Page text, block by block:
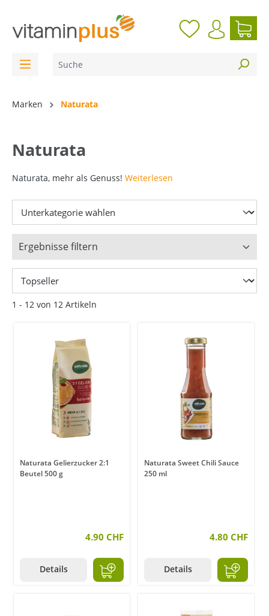
Marken Naturata
Naturata
Naturata, mehr als Genuss! Weiterlesen
Ergebnisse filtern
1 - 12 von 12 Artikeln
Naturata Gelierzucker 2:1
Beutel 500 g
4.90 CHF
Details
Naturata Sweet Chili Sauce
250 ml
4.80 CHF
Details